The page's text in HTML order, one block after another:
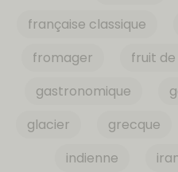
française classique
fromager
fruit
gastronomique
glacier
grecque
indienne